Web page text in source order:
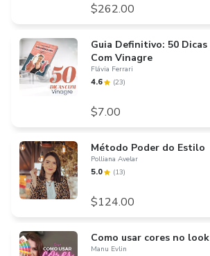
$262.00
Guia Definitivo: 50 Dicas
Com Vinagre
Flávia Ferrari
4.6 (23)
$7.00
Método Poder do Estilo
Polliana Avelar
5.0 (13)
$124.00
Como usar cores no look
Manu Evlin